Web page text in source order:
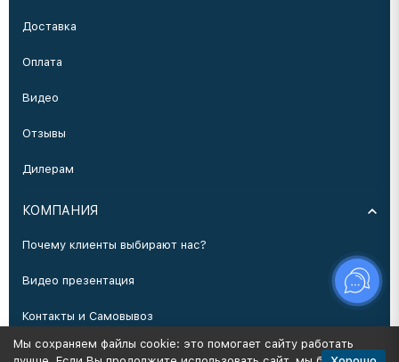
Доставка
Оплата
Видео
Отзывы
Дилерам
КОМПАНИЯ
Почему клиенты выбирают нас?
Видео презентация
Контакты и Самовывоз
Производство
Мы сохраняем файлы cookie: это помогает сайту работать